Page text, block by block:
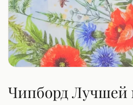
Чипборд Лучшей